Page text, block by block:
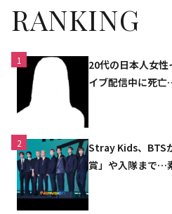
RANKING
1
20代の日本人女
イブ配信中に死
2
Stray Kids、BTS
賞」や入隊まで…